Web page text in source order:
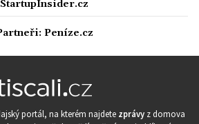
StartupInsider.cz
Peníze.cz
portál, na kterém najdete zprávy z domova